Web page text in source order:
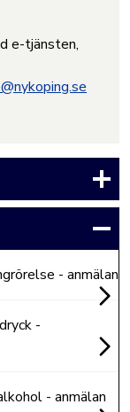
e-tjänsten,
- anmälan
-
- anmälan